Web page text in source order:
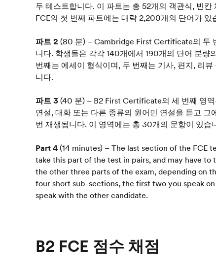
두 테스트합니다. 이 파트는 총 52개의 객관식, 빈
FCE의 첫 번째 파트에는 대략 2,200개의 단어가 있
파트 2 (80 분) – Cambridge First Certificate의 두
니다. 학생들은 각각 140개에서 190개의 단어 분량
번째는 에세이 형식이며, 두 번째는 기사, 편지, 리
니다.
파트 3(40 분) – B2 First Certificate의 세 번째 영
연설, 대화 또는 다른 종류의 원어민 연설을 듣고 그
번 재생됩니다. 이 영역에는 총 30개의 문항이 있습
Part 4(14 minutes) – The last section of the FCE
take this part of the test in pairs, and may have
the other three parts of the exam, depending on
four short sub-sections, the first two you speak
speak with the other candidate.
B2 FCE 점수 채점